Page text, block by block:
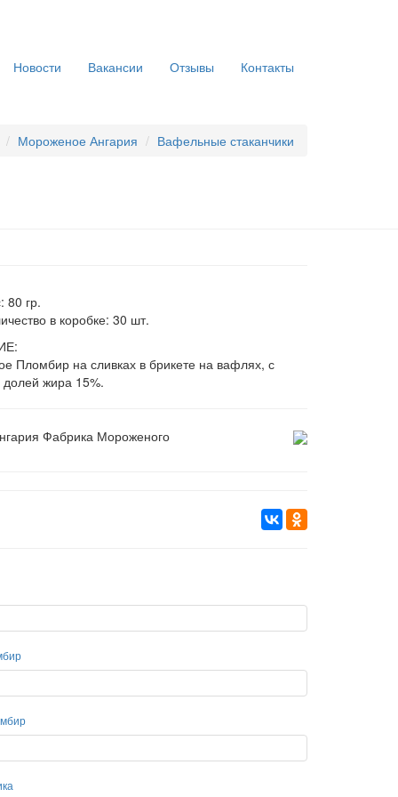
Новости Вакансии Отзывы Контакты
Мороженое Ангария Вафельные стаканчики
80 гр.
в коробке: 30 шт.
Пломбир на сливках в брикете на вафлях, с
долей жира 15%.
Фабрика Мороженого